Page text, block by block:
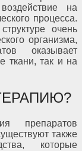
на
процесса.
очень
организма,
оказывает
ткани, так и на
препаратов
также
которые